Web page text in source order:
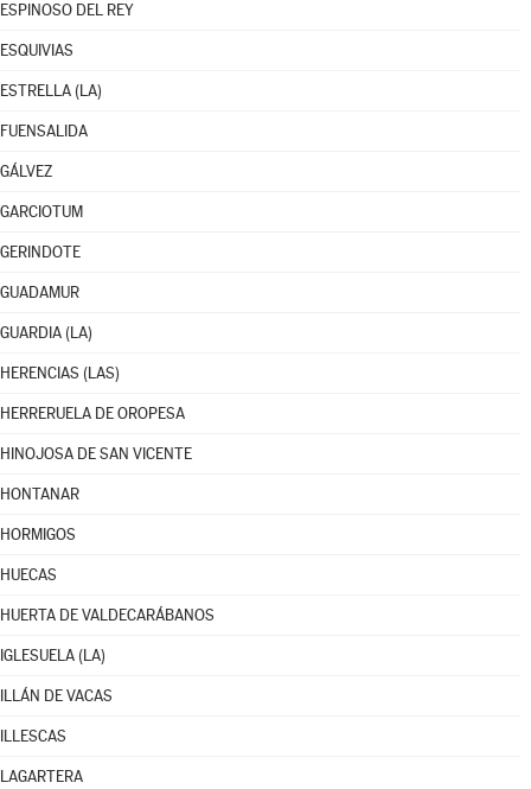
ESPINOSO DEL REY
ESQUIVIAS
ESTRELLA (LA)
FUENSALIDA
GÁLVEZ
GARCIOTUM
GERINDOTE
GUADAMUR
GUARDIA (LA)
HERENCIAS (LAS)
HERRERUELA DE OROPESA
HINOJOSA DE SAN VICENTE
HONTANAR
HORMIGOS
HUECAS
HUERTA DE VALDECARÁBANOS
IGLESUELA (LA)
ILLÁN DE VACAS
ILLESCAS
LAGARTERA